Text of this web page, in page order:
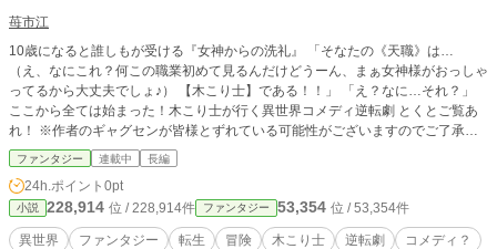
苺市江
10歳になると誰しもが受ける『女神からの洗礼』 「そなたの《天職》は…
（え、なにこれ？何この職業初めて見るんだけどうーん、まぁ女神様がおっしゃ
ってるから大丈夫でしょ♪） 【木こり士】である！！」 「え？なに…それ？」
ここから全ては始まった！木こり士が行く異世界コメディ逆転劇 とくとご覧あ
れ！ ※作者のギャグセンが皆様とずれている可能性がございますのでご了承下
さい。また、誤字脱字がある場合もございますがよろしくお願いします！少しで
も良かったらお気に入り登録お願いします！
ファンタジー 連載中 長編
24h.ポイント 0pt
小説 228,914 位 / 228,914件 ファンタジー 53,354 位 / 53,354件
異世界 ファンタジー 転生 冒険 木こり士 逆転劇
コメディ？